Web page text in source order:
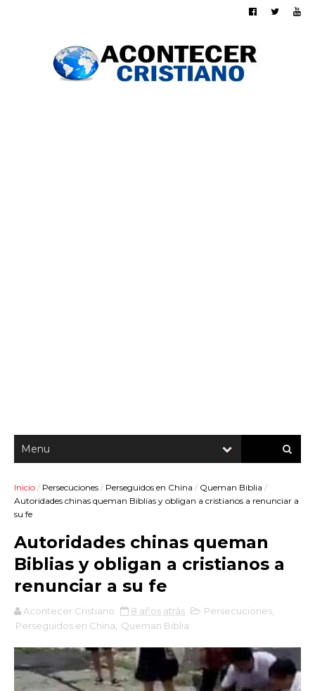
Inicio / Persecuciones / Perseguidos en China / Queman Biblia /
Autoridades chinas queman Biblias y obligan a cristianos a renunciar a
su fe
Autoridades chinas queman
Biblias y obligan a cristianos a
renunciar a su fe
Acontecer Cristiano 8 años atrás Persecuciones
Perseguidos en China
Queman Biblia